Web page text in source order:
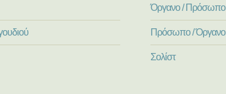
Όργανο / Πρόσωπο
Πρόσωπο / Όργανο
Σολίστ